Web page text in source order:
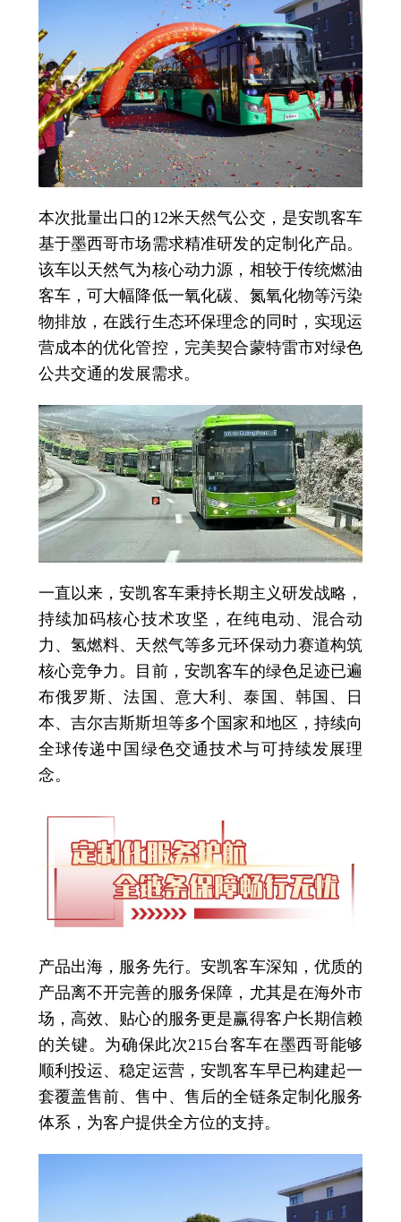
本次批量出口的12米天然气公交，是安凯客车
基于墨西哥市场需求精准研发的定制化产品。
该车以天然气为核心动力源，相较于传统燃油
客车，可大幅降低一氧化碳、氮氧化物等污染
物排放，在践行生态环保理念的同时，实现运
营成本的优化管控，完美契合蒙特雷市对绿色
公共交通的发展需求。
一直以来，安凯客车秉持长期主义研发战略，
持续加码核心技术攻坚，在纯电动、混合动
力、氢燃料、天然气等多元环保动力赛道构筑
核心竞争力。目前，安凯客车的绿色足迹已遍
布俄罗斯、法国、意大利、泰国、韩国、日
本、吉尔吉斯斯坦等多个国家和地区，持续向
全球传递中国绿色交通技术与可持续发展理
念。
产品出海，服务先行。安凯客车深知，优质的
产品离不开完善的服务保障，尤其是在海外市
场，高效、贴心的服务更是赢得客户长期信赖
的关键。为确保此次215台客车在墨西哥能够
顺利投运、稳定运营，安凯客车早已构建起一
套覆盖售前、售中、售后的全链条定制化服务
体系，为客户提供全方位的支持。